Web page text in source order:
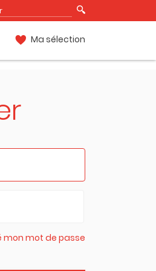
Ma sélection
mon mot de passe